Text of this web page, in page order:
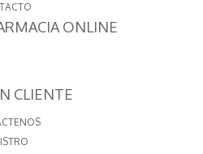
ONLINE
CLIENTE